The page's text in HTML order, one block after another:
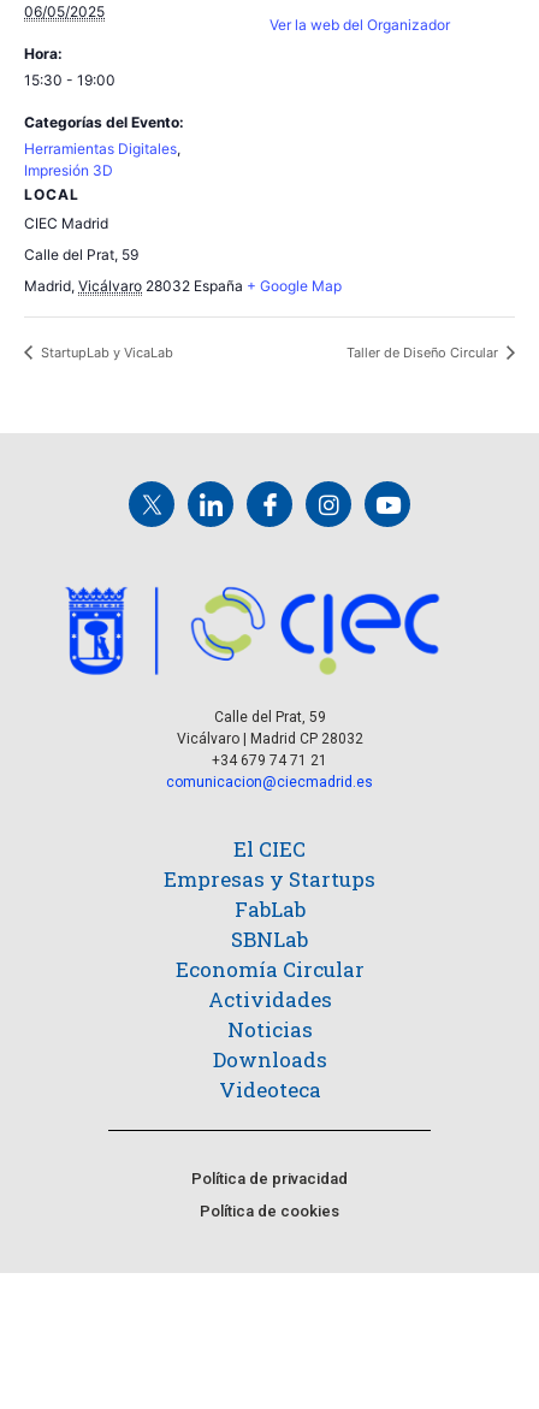
06/05/2025
Hora:
15:30 - 19:00
Categorías del Evento:
Herramientas Digitales,
Impresión 3D
LOCAL
CIEC Madrid
Calle del Prat, 59
Madrid, Vicálvaro 28032 España + Google Map
Ver la web del Organizador
StartupLab y VicaLab Taller de Diseño Circular
Calle del Prat, 59
Vicálvaro | Madrid CP 28032
+34 679 74 71 21
comunicacion@ciecmadrid.es
El CIEC
Empresas y Startups
FabLab
SBNLab
Economía Circular
Actividades
Noticias
Downloads
Videoteca
Política de privacidad
Política de cookies